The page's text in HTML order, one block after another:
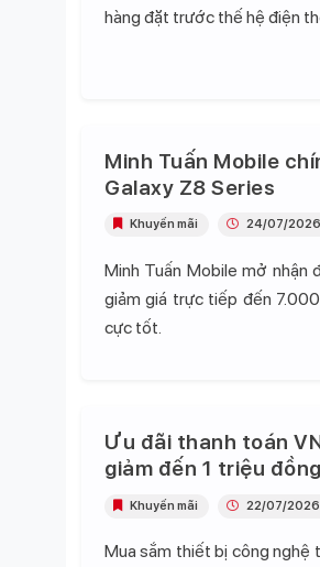
hàng đặt trước thế hệ điện
Minh Tuấn Mobile
Galaxy Z8 Series
Minh Tuấn Mobile mở
giảm giá trực tiếp đến
cực tốt.
Khuyến mãi 24/07/
Ưu đãi thanh toán
giảm đến 1 triệu đồng
Mua sắm thiết bị công nghệ
Khuyến mãi 22/07/2026